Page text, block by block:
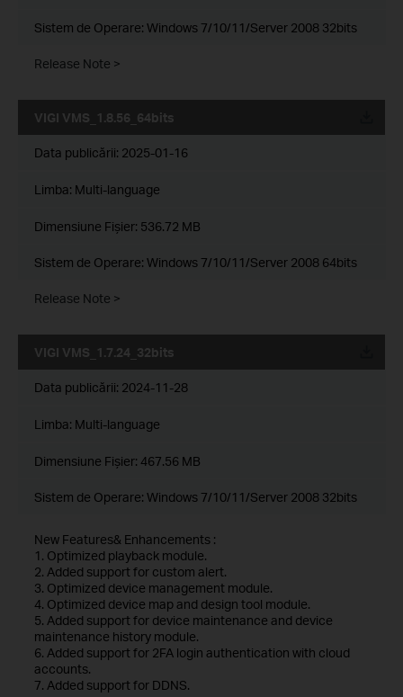
Sistem de Operare: Windows 7/10/11/Server 2008 32bits
Release Note >
VIGI VMS_1.8.56_64bits
Data publicării: 2025-01-16
Limba: Multi-language
Dimensiune Fişier: 536.72 MB
Sistem de Operare: Windows 7/10/11/Server 2008 64bits
Release Note >
VIGI VMS_1.7.24_32bits
Data publicării: 2024-11-28
Limba: Multi-language
Dimensiune Fişier: 467.56 MB
Sistem de Operare: Windows 7/10/11/Server 2008 32bits
New Features& Enhancements :
1. Optimized playback module.
2. Added support for custom alert.
3. Optimized device management module.
4. Optimized device map and design tool module.
5. Added support for device maintenance and device
maintenance history module.
6. Added support for 2FA login authentication with cloud
accounts.
7. Added support for DDNS.